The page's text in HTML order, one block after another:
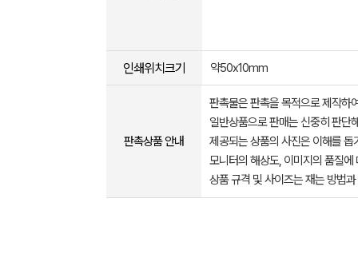
인쇄위치크기 약50x10mm
판촉상품 안내
판촉물은 판촉을 목적으로 제작하
일반상품으로 판매는 신중히 판단
제공되는 상품의 사진은 이해를
모니터의 해상도, 이미지의 품질
상품 규격 및 사이즈는 재는 방법